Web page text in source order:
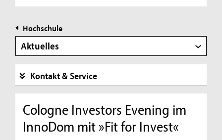
Hochschule
Aktuelles
Kontakt & Service
Cologne Investors Evening im
InnoDom mit »Fit for Invest«